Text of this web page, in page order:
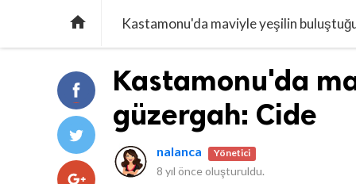
 Kastamonu'da maviyle yeşilin
Kastamonu'da
güzergah: Cide
nalanca Yönetici
8 yıl önce oluşturuldu.